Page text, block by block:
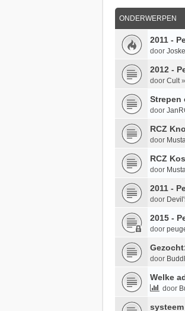
ONDERWERPEN
2011 -
door Joske
2012 -
door Cult»
Strepen
door
RCZ
door
RCZ
door
2011 -
door
2015 -
door
door
Welke
door